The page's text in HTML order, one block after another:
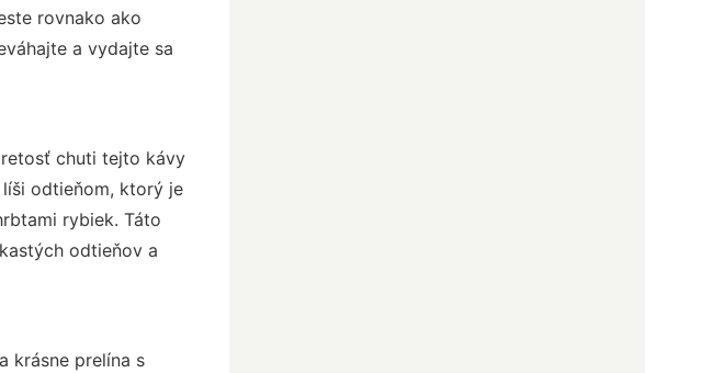
rovnako ako
a vydajte sa
chuti tejto kávy
odtieňom, ktorý je
rybiek. Táto
odtieňov a
krásne prelína s